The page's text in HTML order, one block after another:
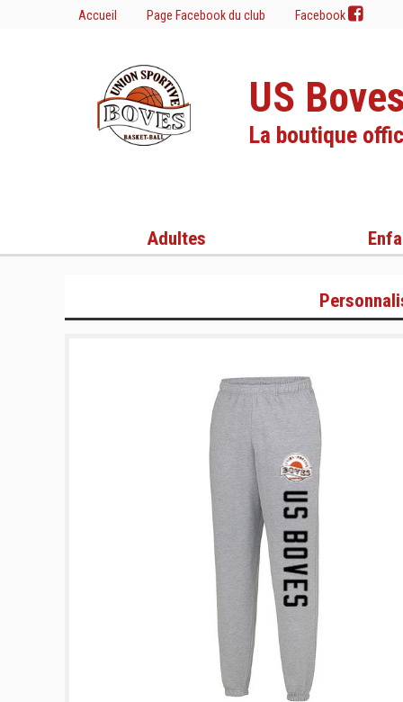
Accueil Page Facebook du club Facebook
US
La boutique
Adultes